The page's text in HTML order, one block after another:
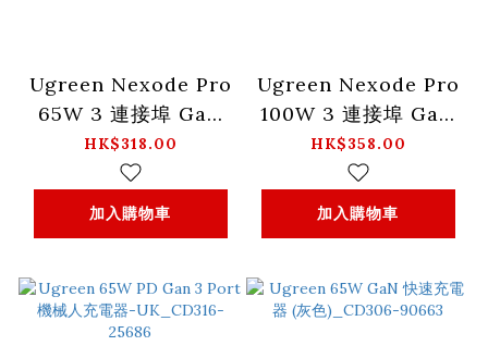
Ugreen Nexode Pro
65W 3 連接埠 GaN
快速充電器套裝 - 英
規_X755-25872
HK$318.00
加入購物車
Ugreen Nexode Pro
100W 3 連接埠 GaN
快速充電器套裝 - 英
規_X757-25875
HK$358.00
加入購物車